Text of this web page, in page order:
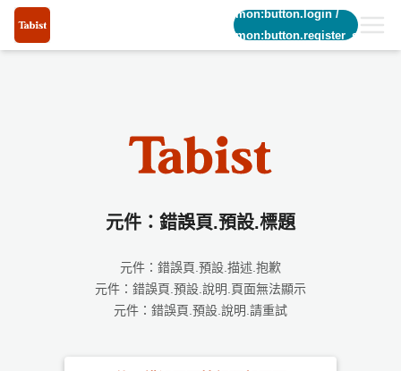
common:button.login/
common:button.register_short
元件：錯誤頁.預設.標題
元件：錯誤頁.預設.描述.抱歉
元件：錯誤頁.預設.說明.頁面無法顯示
元件：錯誤頁.預設.說明.請重試